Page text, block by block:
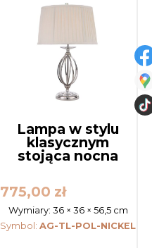
Lampa w stylu
klasycznym
stojąca nocna
775,00 zł
Wymiary: 36 × 36 × 56,5 cm
Symbol:AG-TL-POL-NICKEL